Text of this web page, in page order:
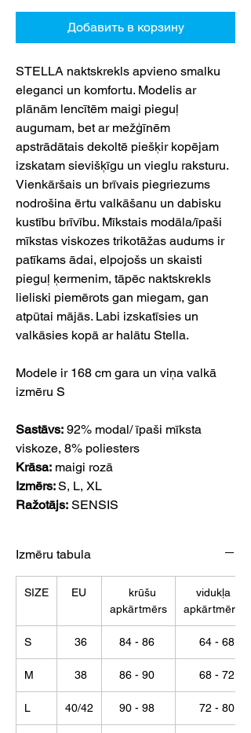
Добавить в корзину
STELLA naktskrekls apvieno smalku
eleganci un komfortu. Modelis ar
plānām lencītēm maigi pieguļ
augumam, bet ar mežģīnēm
apstrādātais dekoltē piešķir kopējam
izskatam sievišķīgu un vieglu raksturu.
Vienkāršais un brīvais piegriezums
nodrošina ērtu valkāšanu un dabisku
kustību brīvību. Mīkstais modāla/īpaši
mīkstas viskozes trikotāžas audums ir
patīkams ādai, elpojošs un skaisti
pieguļ ķermenim, tāpēc naktskrekls
lieliski piemērots gan miegam, gan
atpūtai mājās. Labi izskatīsies un
valkāsies kopā ar halātu Stella.
Modele ir 168 cm gara un viņa valkā
izmēru S
Sastāvs: 92% modal/ īpaši mīksta
viskoze, 8% poliesters
Krāsa: maigi rozā
Izmērs:S, L, XL
Ražotājs: SENSIS
Izmēru tabula
SIZE EU
krūšu
apkārtmērs
vidukļa
apkārtmērs
S 36 84 - 86 64 - 68
M 38 86 - 90 68 - 72
L 40/42 90 - 98 72 - 80